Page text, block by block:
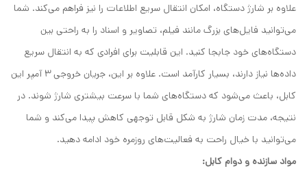
علاوه بر شارژ دستگاه، امکان انتقال سریع اطلاعات را نیز فراهم می‌کند. شما
می‌توانید فایل‌های بزرگ مانند فیلم، تصاویر و اسناد را به راحتی بین
دستگاه‌های خود جابجا کنید. این قابلیت برای افرادی که به انتقال سریع
داده‌ها نیاز دارند، بسیار کارآمد است. علاوه بر این، جریان خروجی 3 آمپر این
کابل، باعث می‌شود که دستگاه‌های شما با سرعت بیشتری شارژ شوند. در
نتیجه، مدت زمان شارژ به شکل قابل توجهی کاهش پیدا می‌کند و شما
می‌توانید با خیال راحت به فعالیت‌های روزمره خود ادامه دهید.
مواد سازنده و دوام کابل: